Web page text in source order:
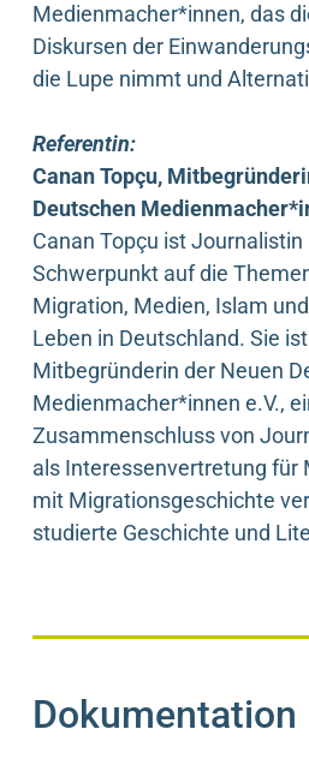
Medienmacher*innen, das
Diskursen der
die Lupe nimmt und
Referentin:
Canan Topçu,
Deutschen
Canan Topçu ist
Schwerpunkt auf die
Migration, Medien, Islam
Leben in Deutschland. Sie
Mitbegründerin der Neuen
Medienmacher*innen e.V.,
Zusammenschluss von
als Interessenvertretung für
mit Migrationsgeschichte
studierte Geschichte und
Dokumentation